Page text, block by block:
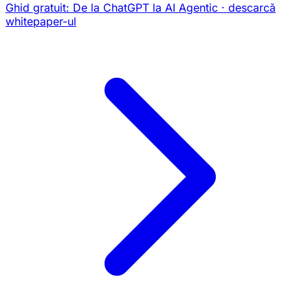
Ghid gratuit: De la ChatGPT la AI Agentic · descarcă
whitepaper-ul